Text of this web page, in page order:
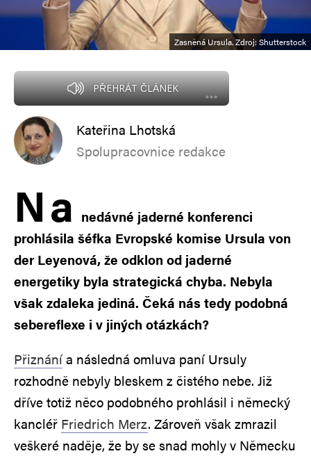
Zasněná Ursula. Zdroj: Shutterstock
PŘEHRÁT ČLÁNEK
Kateřina Lhotská
Spolupracovnice redakce
Na nedávné jaderné konferenci
prohlásila šéfka Evropské komise Ursula von
der Leyenová, že odklon od jaderné
energetiky byla strategická chyba. Nebyla
však zdaleka jediná. Čeká nás tedy podobná
sebereflexe i v jiných otázkách?
Přiznánía následná omluva paní Ursuly
rozhodně nebyly bleskem z čistého nebe. Již
dříve totiž něco podobného prohlásil i německý
kancléř Friedrich Merz. Zároveň však zmrazil
veškeré naděje, že by se snad mohly v Německu